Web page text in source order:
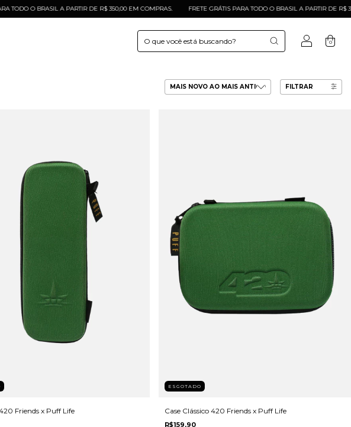
O BRASIL A PARTIR DE R$ 350,00 EM COMPRAS. FRETE GRÁTIS PARA TODO O BRASIL A PARTIR DE R$ 350,00
0
FILTRAR
Friends x Puff Life
ESGOTADO
Case Clássico 420 Friends x Puff Life
R$159,90